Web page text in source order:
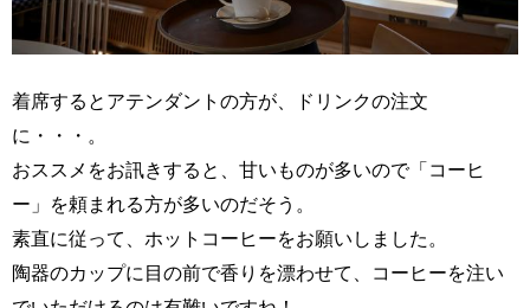
着席するとアテンダントの方が、ドリンクの注文
に・・・。
おススメをお訊きすると、甘いものが多いので「コーヒ
ー」を頼まれる方が多いのだそう。
素直に従って、ホットコーヒーをお願いしました。
陶器のカップに目の前で香りを漂わせて、コーヒーを注い